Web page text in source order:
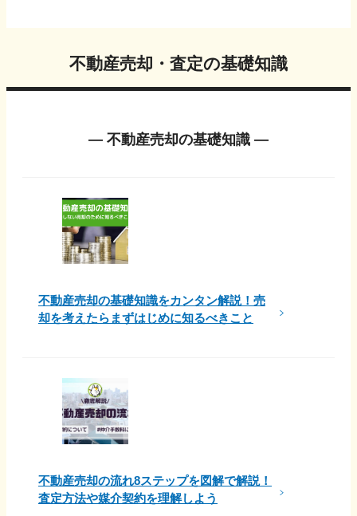
不動産売却・査定の基礎知識
― 不動産売却の基礎知識 ―
不動産売却の基礎知識をカンタン解説！売
却を考えたらまずはじめに知るべきこと
不動産売却の流れ8ステップを図解で解説！
査定方法や媒介契約を理解しよう